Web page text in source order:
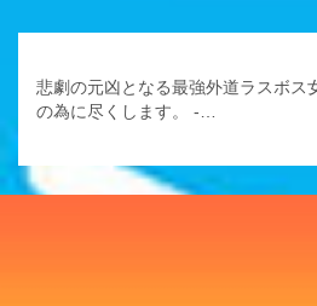
悲劇の元凶となる最強外道ラスボス
の為に尽くします。 -…